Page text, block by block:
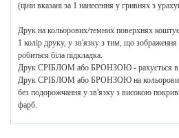
(ціни вказані за 1 нанесення у гривнях з
Друк на кольорових/темних поверхнях
1 колір друку, у зв'язку з тим, що зображення
робиться біла підкладка.
Друк СРІБЛОМ або БРОНЗОЮ - рахується в
Друк СРІБЛОМ або БРОНЗОЮ на кольорових/
без подорожчання у зв'язку з високою
фарб.